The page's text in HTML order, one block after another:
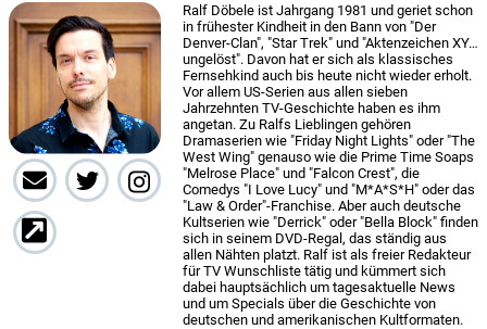
Ralf Döbele ist Jahrgang 1981 und geriet schon
in frühester Kindheit in den Bann von "Der
Denver-Clan", "Star Trek" und "Aktenzeichen XY…
ungelöst". Davon hat er sich als klassisches
Fernsehkind auch bis heute nicht wieder erholt.
Vor allem US-Serien aus allen sieben
Jahrzehnten TV-Geschichte haben es ihm
angetan. Zu Ralfs Lieblingen gehören
Dramaserien wie "Friday Night Lights" oder "The
West Wing" genauso wie die Prime Time Soaps
"Melrose Place" und "Falcon Crest", die
Comedys "I Love Lucy" und "M*A*S*H" oder das
"Law & Order"-Franchise. Aber auch deutsche
Kultserien wie "Derrick" oder "Bella Block" finden
sich in seinem DVD-Regal, das ständig aus
allen Nähten platzt. Ralf ist als freier Redakteur
für TV Wunschliste tätig und kümmert sich
dabei hauptsächlich um tagesaktuelle News
und um Specials über die Geschichte von
deutschen und amerikanischen Kultformaten.